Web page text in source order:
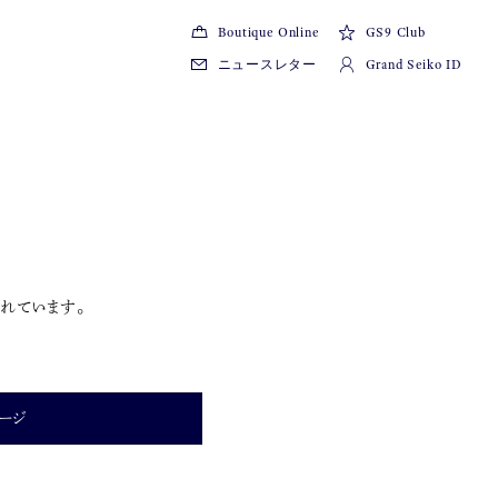
Boutique Online GS9 Club
ニュースレター Grand Seiko ID
ています。
ジ